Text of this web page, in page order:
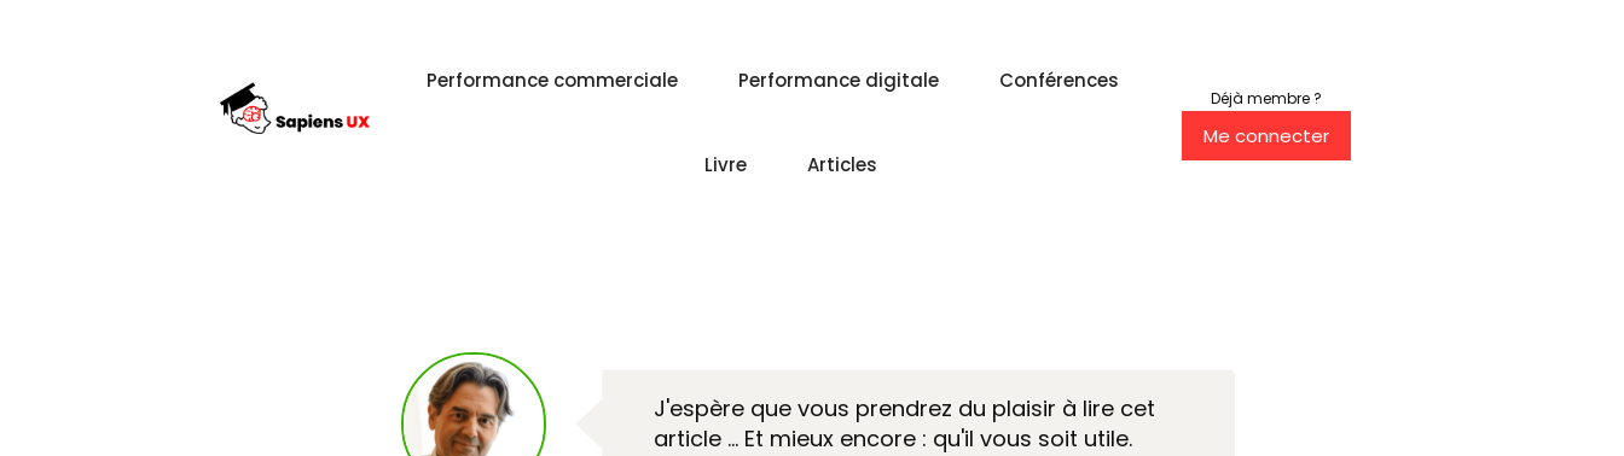
Performance commerciale Performance digitale Conférences
Livre Articles
Déjà membre ?
Me connecter
J'espère que vous prendrez du plaisir à lire cet
article … Et mieux encore : qu'il vous soit utile.